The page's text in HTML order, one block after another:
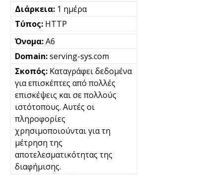
1 ημέρα
HTTP
A6
serving-sys.com
Καταγράφει δεδομένα
για επισκέπτες από πολλές
επισκέψεις και σε πολλούς
ιστότοπους. Αυτές οι
πληροφορίες
χρησιμοποιούνται για τη
μέτρηση της
αποτελεσματικότητας της
διαφήμισης.